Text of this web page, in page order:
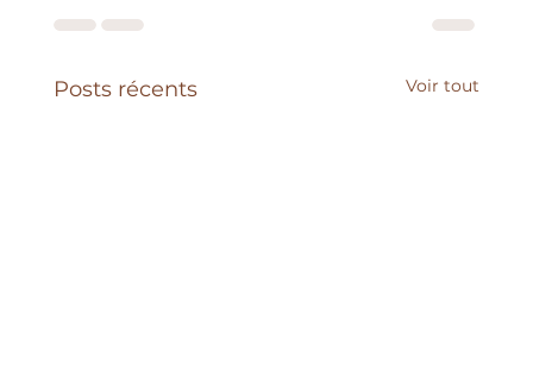
Posts récents Voir tout